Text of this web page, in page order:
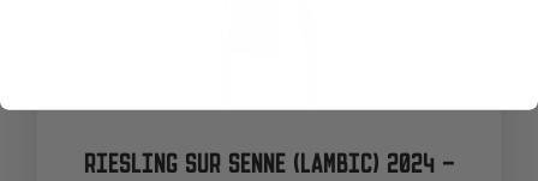
RIESLING SUR SENNE (LAMBIC) 2024 –